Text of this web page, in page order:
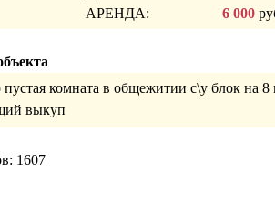
АРЕНДА:
6 000
комната в общежитии с\у блок на
выкуп
1607